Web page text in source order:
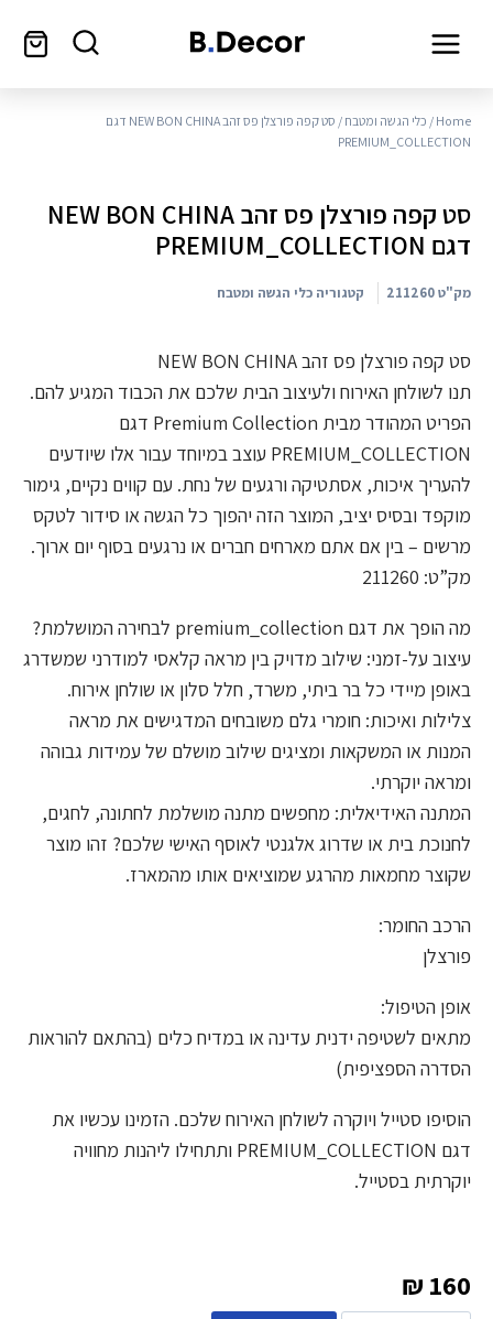
Home
/ כלי הגשה ומטבח
/ סט קפה פורצלן פס זהב NEW BON CHINA דגם
PREMIUM_COLLECTION
סט קפה פורצלן פס זהב NEW BON CHINA
דגם PREMIUM_COLLECTION
מק"ט211260 קטגוריה כלי הגשה ומטבח
סט קפה פורצלן פס זהב NEW BON CHINA
תנו לשולחן האירוח ולעיצוב הבית שלכם את הכבוד המגיע להם.
הפריט המהודר מבית Premium Collection דגם
PREMIUM_COLLECTION עוצב במיוחד עבור אלו שיודעים
להעריך איכות, אסתטיקה ורגעים של נחת. עם קווים נקיים, גימור
מוקפד ובסיס יציב, המוצר הזה יהפוך כל הגשה או סידור לטקס
מרשים – בין אם אתם מארחים חברים או נרגעים בסוף יום ארוך.
מק”ט: 211260
מה הופך את דגם premium_collection לבחירה המושלמת?
עיצוב על-זמני: שילוב מדויק בין מראה קלאסי למודרני שמשדרג
באופן מיידי כל בר ביתי, משרד, חלל סלון או שולחן אירוח.
צלילות ואיכות: חומרי גלם משובחים המדגישים את מראה
המנות או המשקאות ומציגים שילוב מושלם של עמידות גבוהה
ומראה יוקרתי.
המתנה האידיאלית: מחפשים מתנה מושלמת לחתונה, לחגים,
לחנוכת בית או שדרוג אלגנטי לאוסף האישי שלכם? זהו מוצר
שקוצר מחמאות מהרגע שמוציאים אותו מהמארז.
הרכב החומר:
פורצלן
אופן הטיפול:
מתאים לשטיפה ידנית עדינה או במדיח כלים (בהתאם להוראות
הסדרה הספציפית)
הוסיפו סטייל ויוקרה לשולחן האירוח שלכם. הזמינו עכשיו את
דגם PREMIUM_COLLECTION ותתחילו ליהנות מחוויה
יוקרתית בסטייל.
₪ 160